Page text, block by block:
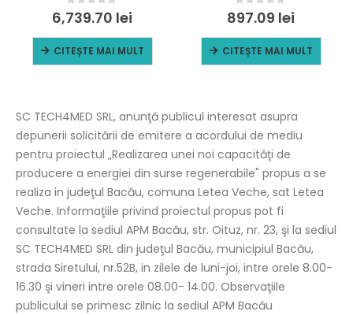
0out of 5
6,739.70 lei
CITEȘTE MAI MULT
0out of 5
897.09 lei
CITEȘTE MAI MULT
SC TECH4MED SRL, anunţă publicul interesat asupra
depunerii solicitării de emitere a acordului de mediu
pentru proiectul „Realizarea unei noi capacităţi de
producere a energiei din surse regenerabile" propus a se
realiza in judeţul Bacău, comuna Letea Veche, sat Letea
Veche. Informaţiile privind proiectul propus pot fi
consultate la sediul APM Bacău, str. Oituz, nr. 23, şi la sediul
SC TECH4MED SRL din judeţul Bacău, municipiul Bacău,
strada Siretului, nr.52B, in zilele de luni-joi, intre orele 8.00-
16.30 şi vineri intre orele 08.00- 14.00. Observaţiile
publicului se primesc zilnic la sediul APM Bacău